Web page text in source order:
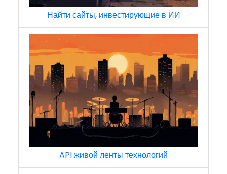
Найти сайты, инвестирующие в ИИ
API живой ленты технологий